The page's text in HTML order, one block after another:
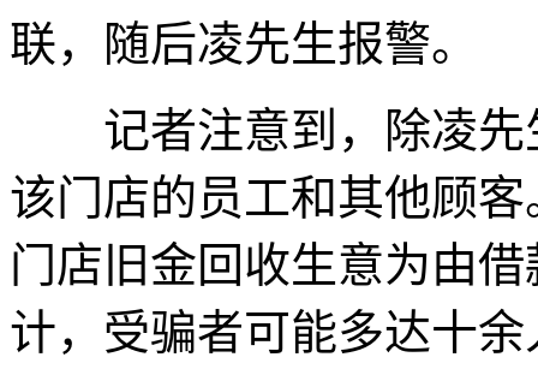
联，随后凌先生报警。
记者注意到，除凌先
该门店的员工和其他顾
门店旧金回收生意为由
计，受骗者可能多达十